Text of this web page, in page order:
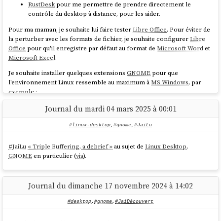
"Sombre" de mon navigateur qui forçait automatiquement
browser.theme.content-themeà0. En passant au thème "Thème
RustDeskpour me permettre de prendre directement le
contrôle du desktop à distance, pour les aider.
Pour ma maman, je souhaite lui faire testerLibre Office. Pour éviter de
la perturber avec les formats de fichier, je souhaite configurerLibre
Office pour qu'il enregistre par défaut au format deMicrosoft Wordet
Microsoft Excel.
Je souhaite installer quelques extensionsGNOME pour que
l'environnement Linux ressemble au maximum àMS Windows, par
exemple :
Dash to Dock
si possible à moins de 1000 € ;
pixels minimum ;
16Go de RAM ;
idéalement convertible en 2 en 1 ou 3 en 1 ;
Journal du mardi 04 mars 2025 à 00:01
#linux-desktop, #gnome, #JaiLu
#JaiLu « Triple Buffering, a debrief »au sujet deLinux Desktop,
GNOMEen particulier (via).
Journal du dimanche 17 novembre 2024 à 14:02
#desktop, #gnome, #JaiDécouvert